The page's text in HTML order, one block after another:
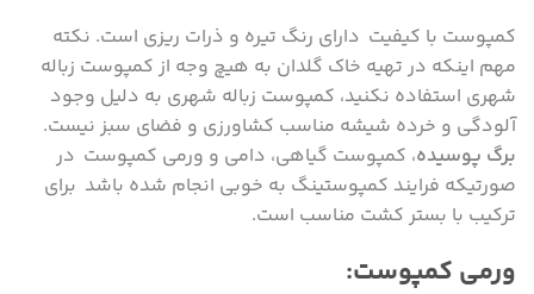
کمپوست با کیفیت دارای رنگ تیره و ذرات ریزی است. نکته
مهم اینکه در تهیه خاک گلدان به هیچ وجه از کمپوست زباله
شهری استفاده نکنید، کمپوست زباله شهری به دلیل وجود
آلودگی و خرده شیشه مناسب کشاورزی و فضای سبز نیست.
برگ پوسیده، کمپوست گیاهی، دامی و ورمی کمپوست در
صورتیکه فرایند کمپوستینگ به خوبی انجام شده باشد برای
ترکیب با بستر کشت مناسب است.
ورمی کمپوست: